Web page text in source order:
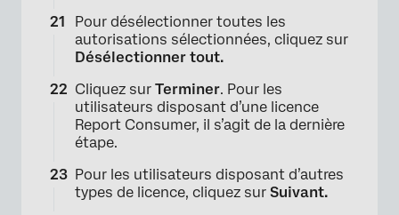
Pour désélectionner toutes les
autorisations sélectionnées, cliquez sur
Désélectionner tout.
Cliquez sur Terminer. Pour les
utilisateurs disposant d’une licence
Report Consumer, il s’agit de la dernière
étape.
Pour les utilisateurs disposant d’autres
types de licence, cliquez sur Suivant.